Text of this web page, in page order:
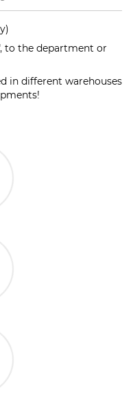
to the department or
in different warehouses